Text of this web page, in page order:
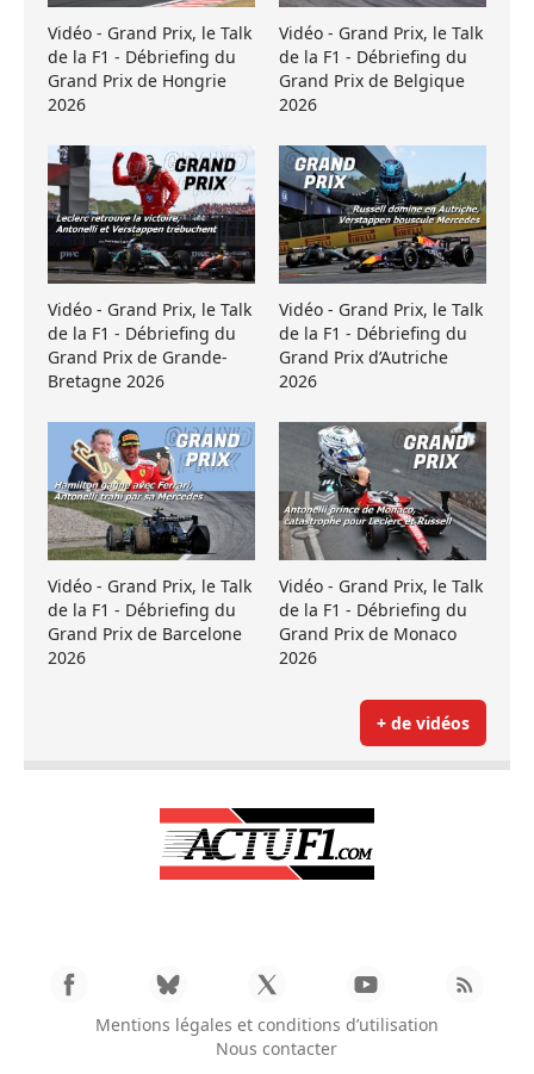
Vidéo - Grand Prix, le Talk
de la F1 - Débriefing du
Grand Prix de Hongrie
2026
Vidéo - Grand Prix, le Talk
de la F1 - Débriefing du
Grand Prix de Belgique
2026
Vidéo - Grand Prix, le Talk
de la F1 - Débriefing du
Grand Prix de Grande-
Bretagne 2026
Vidéo - Grand Prix, le Talk
de la F1 - Débriefing du
Grand Prix d’Autriche
2026
Vidéo - Grand Prix, le Talk
de la F1 - Débriefing du
Grand Prix de Barcelone
2026
Vidéo - Grand Prix, le Talk
de la F1 - Débriefing du
Grand Prix de Monaco
2026
+ de vidéos
Mentions légales et conditions d’utilisation
Nous contacter